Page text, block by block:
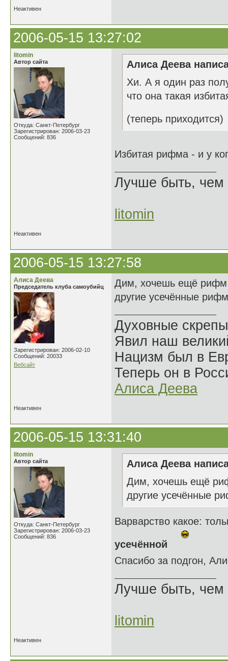
Неактивен
2006-05-15 13:27:02
litomin
Автор сайта
Откуда: Санкт-Петербург
Зарегистрирован: 2006-03-23
Сообщений: 836
Алиса Деева
Хи. А я один раз
что она такая
(теперь приходится)
Избитая рифма - и у
Лучше быть, чем
litomin
Неактивен
2006-05-15 13:27:58
Алиса Деева
Председатель клуба самоубийц
Зарегистрирован: 2006-02-10
Сообщений: 20033
Вебсайт
Дим, хочешь ещё рифм
другие усечённые
Духовные
Явил наш
Нацизм был в
Теперь он в
Алиса Деева
Неактивен
2006-05-15 13:31:40
litomin
Автор сайта
Откуда: Санкт-Петербург
Зарегистрирован: 2006-03-23
Сообщений: 836
Алиса Деева
Дим, хочешь ещё
другие усечённые
Варварство какое:
усечённой
Спасибо за подгон,
Лучше быть, чем
litomin
Неактивен